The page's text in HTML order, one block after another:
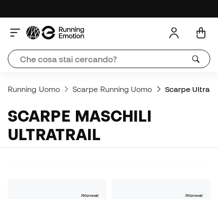
Running Uomo Scarpe Running Uomo Scarpe
SCARPE MASCHILI
ULTRATRAIL